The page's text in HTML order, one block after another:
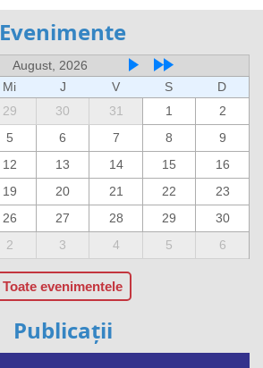
Evenimente
August, 2026
Mi J V S
D
29 30 31 1
2
5 6 7 8
9
12 13 14 15
16
19 20 21 22
23
26 27 28 29
30
2 3 4 5 6
Toate evenimentele
Publicații